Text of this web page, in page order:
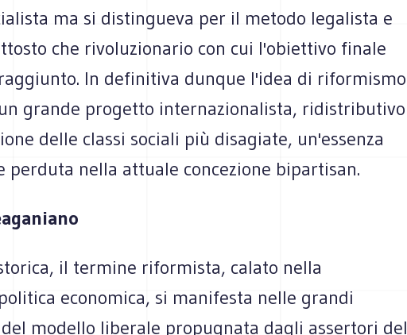
ma si distingueva per il metodo legalista e
che rivoluzionario con cui l'obiettivo finale
In definitiva dunque l'idea di riformismo
grande progetto internazionalista, ridistributivo
delle classi sociali più disagiate, un'essenza
perduta nella attuale concezione bipartisan.
il termine riformista, calato nella
economica, si manifesta nelle grandi
modello liberale propugnata dagli assertori del